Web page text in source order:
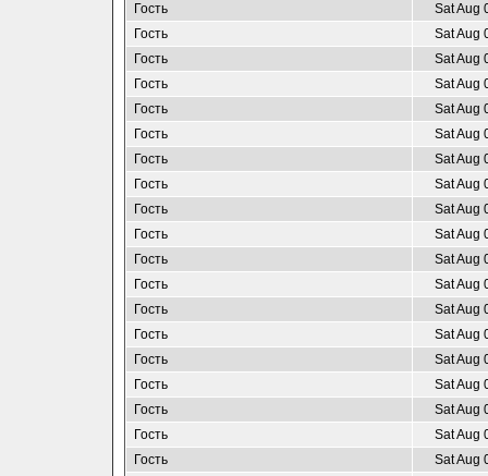
Гость
Sat Aug
Гость
Sat Aug
Гость
Sat Aug
Гость
Sat Aug
Гость
Sat Aug
Гость
Sat Aug
Гость
Sat Aug
Гость
Sat Aug
Гость
Sat Aug
Гость
Sat Aug
Гость
Sat Aug
Гость
Sat Aug
Гость
Sat Aug
Гость
Sat Aug
Гость
Sat Aug
Гость
Sat Aug
Гость
Sat Aug
Гость
Sat Aug
Гость
Sat Aug